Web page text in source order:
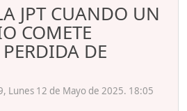
JPT CUANDO UN
COMETE
DE
Lunes 12 de Mayo de 2025. 18:05